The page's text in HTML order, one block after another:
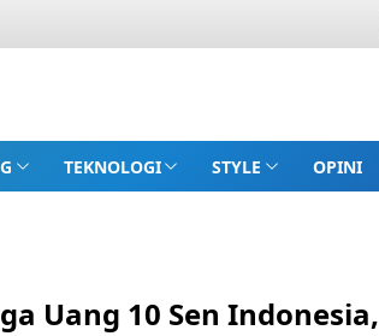
TEKNOLOGI STYLE OPINI
Uang 10 Sen Indonesia,